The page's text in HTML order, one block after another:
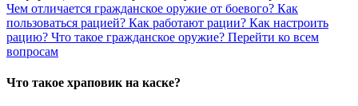
Чем отличается гражданское оружие от боевого? Как
пользоваться рацией? Как работают рации? Как настроить
рацию? Что такое гражданское оружие? Перейти ко всем
вопросам
Что такое храповик на каске?